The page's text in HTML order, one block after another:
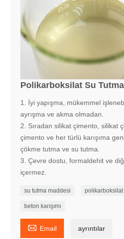
Polikarboksilat Su
1. İyi yapışma, mükemmel
ayrışma ve akma olmadan.
2. Sıradan silikat çimento, silikat
çimento ve her türlü karışıma
çökme tutma ve su tutma.
3. Çevre dostu, formaldehit ve
içermez.
su tutma maddesi
beton karışımı
 Email ayrıntılar